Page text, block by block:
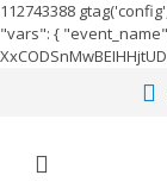
112743388
"vars": {